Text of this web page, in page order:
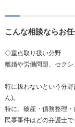
こんな相談ならお
◇重点取り扱い分野
離婚や労働問題、セク
特に扱わないという分
ん)。
特に、破産・債務整理
民事事件はどの弁護士